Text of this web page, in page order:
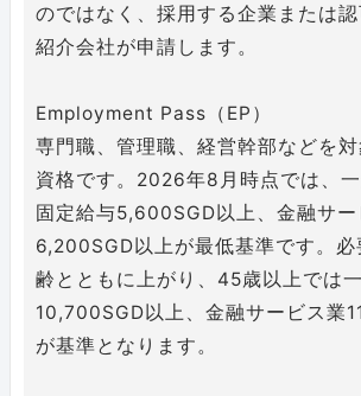
のではなく、採用する企業または
紹介会社が申請します。
Employment Pass（EP）
専門職、管理職、経営幹部などを
資格です。2026年8月時点では、
固定給与5,600SGD以上、金融サー
6,200SGD以上が最低基準です。必
齢とともに上がり、45歳以上では
10,700SGD以上、金融サービス業
が基準となります。